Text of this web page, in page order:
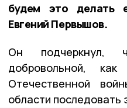
будем это делать
Евгений Первышов.
Он подчеркнул,
добровольной,
Отечественной
области последовать